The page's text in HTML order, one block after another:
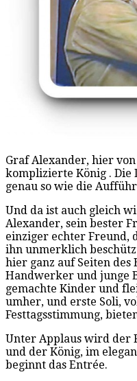
Graf Alexander, hier
komplizierte König . Die
genau so wie die
Und da ist auch gleich
Alexander, sein bester
einziger echter Freund,
ihn unmerklich
hier ganz auf Seiten des
Handwerker und junge
gemachte Kinder und
umher, und erste Soli,
Festtagsstimmung,
Unter Applaus wird der
und der König, im
beginnt das Entrée.